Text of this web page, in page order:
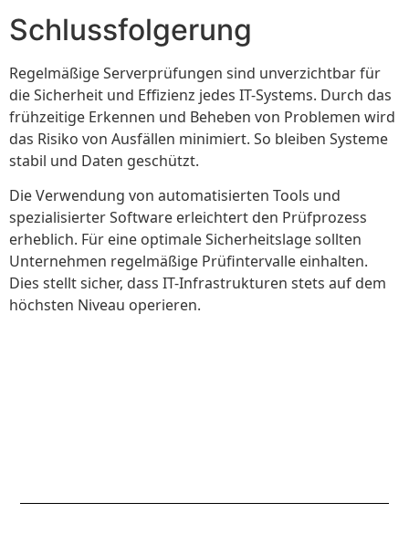
Schlussfolgerung
Regelmäßige Serverprüfungen sind unverzichtbar für
die Sicherheit und Effizienz jedes IT-Systems. Durch das
frühzeitige Erkennen und Beheben von Problemen wird
das Risiko von Ausfällen minimiert. So bleiben Systeme
stabil und Daten geschützt.
Die Verwendung von automatisierten Tools und
spezialisierter Software erleichtert den Prüfprozess
erheblich. Für eine optimale Sicherheitslage sollten
Unternehmen regelmäßige Prüfintervalle einhalten.
Dies stellt sicher, dass IT-Infrastrukturen stets auf dem
höchsten Niveau operieren.